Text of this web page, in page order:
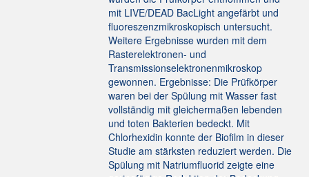
mit LIVE/DEAD BacLight angefärbt und
fluoreszenzmikroskopisch untersucht.
Weitere Ergebnisse wurden mit dem
Rasterelektronen- und
Transmissionselektronenmikroskop
gewonnen. Ergebnisse: Die Prüfkörper
waren bei der Spülung mit Wasser fast
vollständig mit gleichermaßen lebenden
und toten Bakterien bedeckt. Mit
Chlorhexidin konnte der Biofilm in dieser
Studie am stärksten reduziert werden. Die
Spülung mit Natriumfluorid zeigte eine